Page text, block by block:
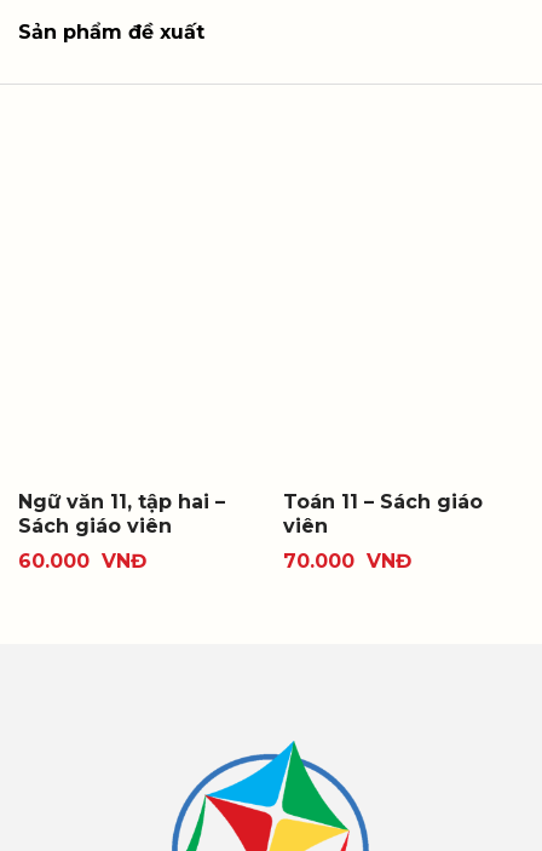
Sản phẩm đề xuất
Ngữ văn 11, tập hai –
Sách giáo viên
60.000 VNĐ
Toán 11 – Sách giáo
viên
70.000 VNĐ